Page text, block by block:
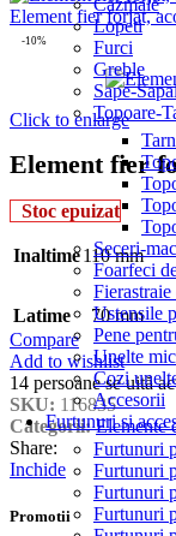
Lopeti
Furci
Greble
Sape-
Topoare-
Seceri-
Foarfeci
Fierastraie
Ustensile
Pene
Unelte
Cozi
Accesorii
Furtunuri si
Furtunuri
Furtunuri
Furtunuri
Furtunuri
Element fier forjat,
-10%
Click to enlarge
Element fier
Stoc epuizat
Inaltime110 mm
Latime
70 mm
Compare
Add to wishlist
14 persoane se uită
SKU: 116835
Categorii: Elemente
Share:
Inchide
Promotii